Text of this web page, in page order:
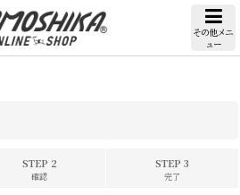
その他メニ
ュー
STEP 2
確認
STEP 3
完了